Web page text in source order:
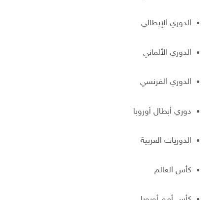
الدوري الإيطالي
الدوري الألماني
الدوري الفرنسي
دوري أبطال أوروبا
الدوريات العربية
كأس العالم